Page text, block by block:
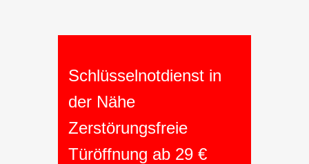
Schlüsselnotdienst in
der Nähe
Zerstörungsfreie
Türöffnung ab 29 €